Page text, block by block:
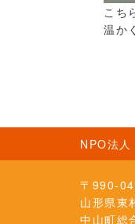
こち
温か
NPO法
〒990-
山形県東
中山町総